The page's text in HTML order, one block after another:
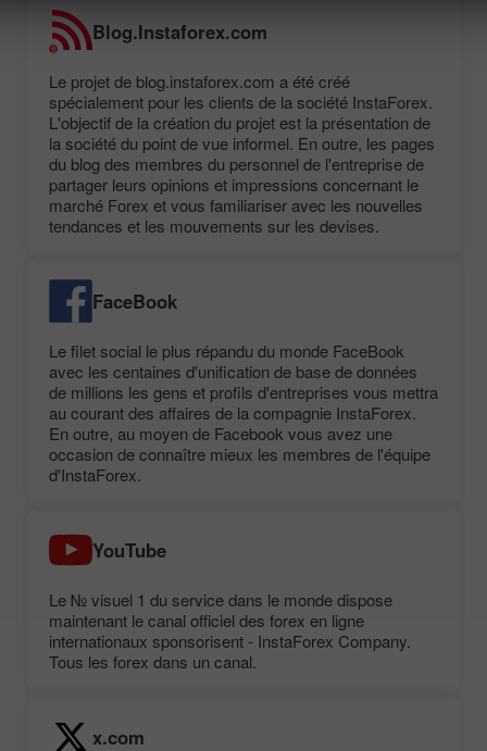
Blog.Instaforex.com
Le projet de blog.instaforex.com a été créé
spécialement pour les clients de la société InstaForex.
L'objectif de la création du projet est la présentation de
la société du point de vue informel. En outre, les pages
du blog des membres du personnel de l'entreprise de
partager leurs opinions et impressions concernant le
marché Forex et vous familiariser avec les nouvelles
tendances et les mouvements sur les devises.
FaceBook
Le filet social le plus répandu du monde FaceBook
avec les centaines d'unification de base de données
de millions les gens et profils d'entreprises vous mettra
au courant des affaires de la compagnie InstaForex.
En outre, au moyen de Facebook vous avez une
occasion de connaître mieux les membres de l'équipe
d'InstaForex.
YouTube
Le № visuel 1 du service dans le monde dispose
maintenant le canal officiel des forex en ligne
internationaux sponsorisent - InstaForex Company.
Tous les forex dans un canal.
x.com